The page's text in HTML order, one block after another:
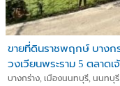
ขายที่ดินราชพฤกษ์ บางก
วงเวียนพระราม 5 ตลาด
บางกร่าง, เมืองนนทบุรี, นนทบุรี